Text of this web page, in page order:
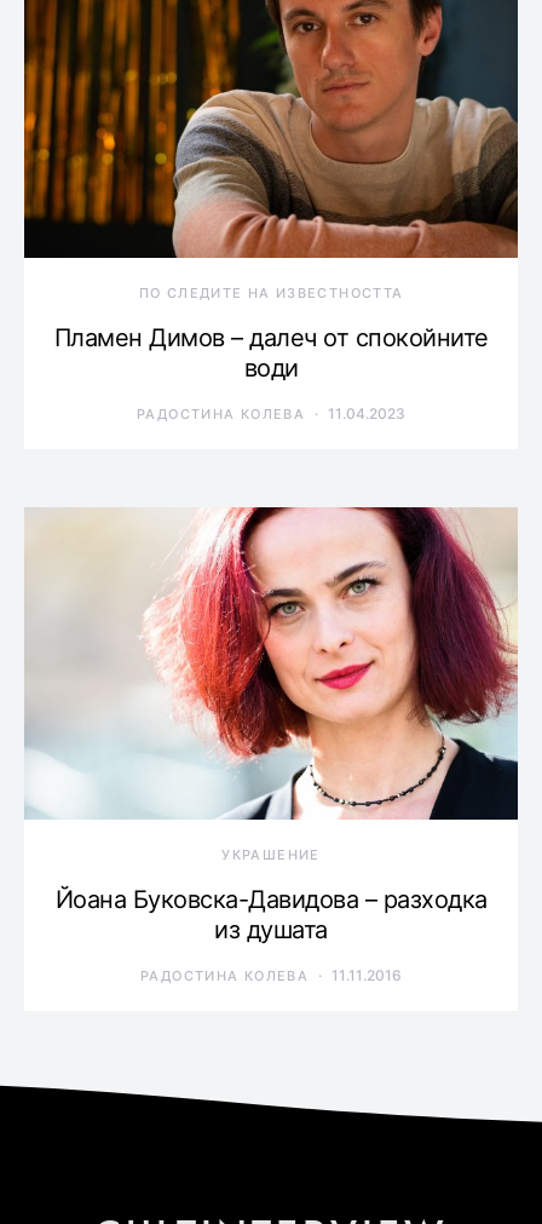
ПО СЛЕДИТЕ НА ИЗВЕСТНОСТТА
Пламен Димов – далеч от спокойните
води
РАДОСТИНА КОЛЕВА 11.04.2023
УКРАШЕНИЕ
Йоана Буковска-Давидова – разходка
из душата
РАДОСТИНА КОЛЕВА 11.11.2016